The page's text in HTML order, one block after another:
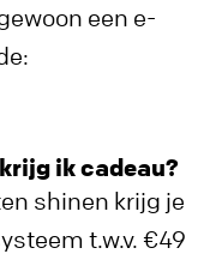
een e-
ik cadeau?
shinen krijg je
t.w.v. €49